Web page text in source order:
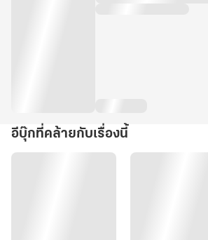
อีบุ๊กที่คล้ายกับเรื่องนี้